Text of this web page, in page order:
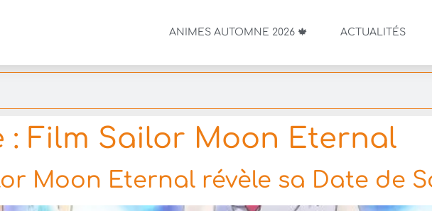
ANIMES AUTOMNE 2026 🍁 ACTUALITÉS
: Film Sailor Moon Eternal
Moon Eternal révèle sa Date de